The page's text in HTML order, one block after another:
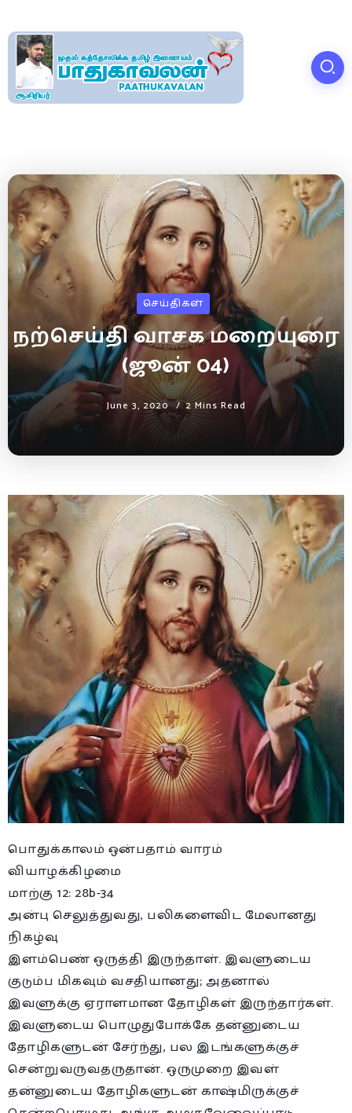
செய்திகள்
நற்செய்தி வாசக மறையுரை
(ஜூன் 04)
June 3, 2020 2 Mins Read
பொதுக்காலம் ஒன்பதாம் வாரம்
வியாழக்கிழமை
மாற்கு 12: 28b-34
அன்பு செலுத்துவது, பலிகளைவிட மேலானது
நிகழ்வு
இளம்பெண் ஒருத்தி இருந்தாள். இவளுடைய
குடும்ப மிகவும் வசதியானது; அதனால்
இவளுக்கு ஏராளமான தோழிகள் இருந்தார்கள்.
இவளுடைய பொழுதுபோக்கே தன்னுடைய
தோழிகளுடன் சேர்ந்து, பல இடங்களுக்குச்
சென்றுவருவதருதான். ஒருமுறை இவள்
தன்னுடைய தோழிகளுடன் காஷ்மிருக்குச்